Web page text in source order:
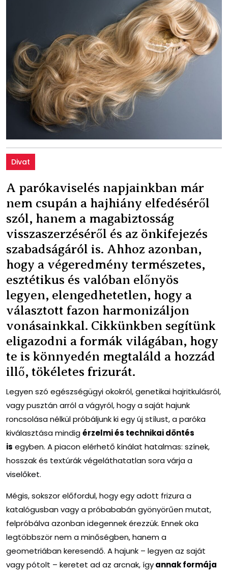
Divat
A parókaviselés napjainkban már
nem csupán a hajhiány elfedéséről
szól, hanem a magabiztosság
visszaszerzéséről és az önkifejezés
szabadságáról is. Ahhoz azonban,
hogy a végeredmény természetes,
esztétikus és valóban előnyös
legyen, elengedhetetlen, hogy a
választott fazon harmonizáljon
vonásainkkal. Cikkünkben segítünk
eligazodni a formák világában, hogy
te is könnyedén megtaláld a hozzád
illő, tökéletes frizurát.
Legyen szó egészségügyi okokról, genetikai hajritkulásról,
vagy pusztán arról a vágyról, hogy a saját hajunk
roncsolása nélkül próbáljunk ki egy új stílust, a paróka
kiválasztása mindigérzelmi és technikai döntés
is egyben. A piacon elérhető kínálat hatalmas: színek,
hosszak és textúrák végeláthatatlan sora várja a
viselőket.
Mégis, sokszor előfordul, hogy egy adott frizura a
katalógusban vagy a próbababán gyönyörűen mutat,
felpróbálva azonban idegennek érezzük. Ennek oka
legtöbbször nem a minőségben, hanem a
geometriában keresendő. A hajunk – legyen az saját
vagy pótolt – keretet ad az arcnak, ígyannak formája